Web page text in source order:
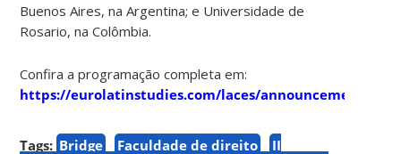
Buenos Aires, na Argentina; e Universidade de
Rosario, na Colômbia.
Confira a programação completa em:
https://eurolatinstudies.com/laces/announcement/
Tags: Bridge Faculdade de direito
II